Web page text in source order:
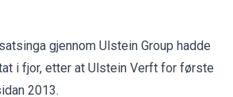
gjennom Ulstein Group hadde
i fjor, etter at Ulstein Verft for første
2013.